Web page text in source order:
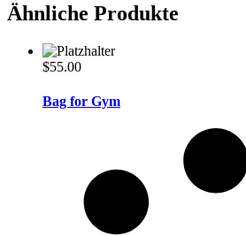
Ähnliche Produkte
$55.00
Bag for Gym